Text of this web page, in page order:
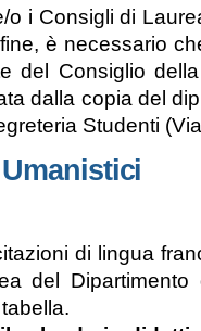
o i Consigli di
è necessario
del Consiglio
dalla copia del
Studenti
di lingua
del